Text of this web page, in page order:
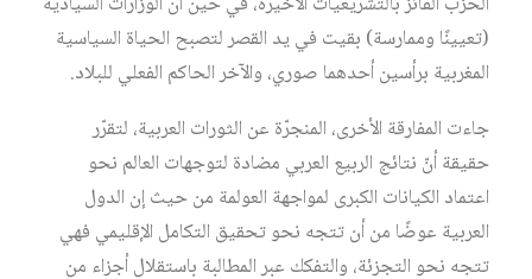
(تعيينًا وممارسة) بقيت في يد القصر لتصبح الحياة السياسية
المغربية برأسين أحدهما صوري، والآخر الحاكم الفعلي للبلاد.
جاءت المفارقة الأخرى، المنجرّة عن الثورات العربية، لتقرّر
حقيقة أنّ نتائج الربيع العربي مضادة لتوجهات العالم نحو
اعتماد الكيانات الكبرى لمواجهة العولمة من حيث إن الدول
العربية عوضًا من أن تتجه نحو تحقيق التكامل الإقليمي فهي
تتجه نحو التجزئة، والتفكك عبر المطالبة باستقلال أجزاء من